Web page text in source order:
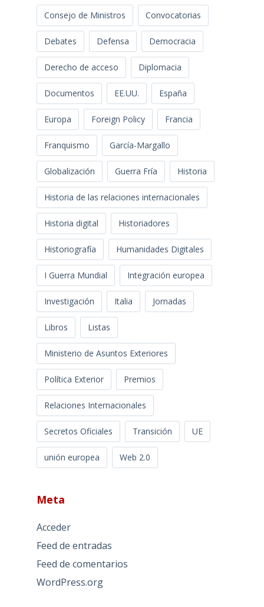
Consejo de Ministros Convocatorias
Debates Defensa Democracia
Derecho de acceso Diplomacia
Documentos EE.UU. España
Europa Foreign Policy Francia
Franquismo García-Margallo
Globalización Guerra Fría Historia
Historia de las relaciones internacionales
Historia digital Historiadores
Historiografía Humanidades Digitales
I Guerra Mundial Integración europea
Investigación Italia Jornadas
Libros Listas
Ministerio de Asuntos Exteriores
Política Exterior Premios
Relaciones Internacionales
Secretos Oficiales Transición UE
unión europea Web 2.0
Meta
Acceder
Feed de entradas
Feed de comentarios
WordPress.org